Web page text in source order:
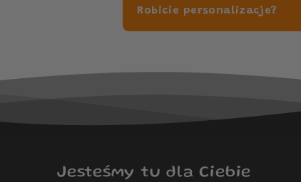
Robicie personalizacje?
Jesteśmy tu dla Ciebie